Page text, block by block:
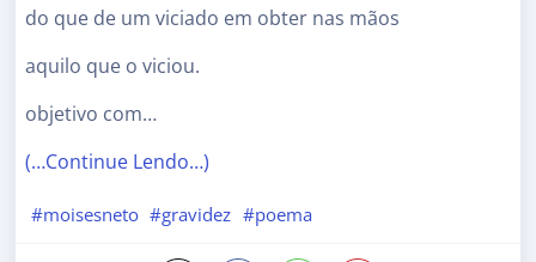
do que de um viciado em obter nas mãos
aquilo que o viciou.
objetivo com…
(…Continue Lendo…)
#moisesneto #gravidez #poema